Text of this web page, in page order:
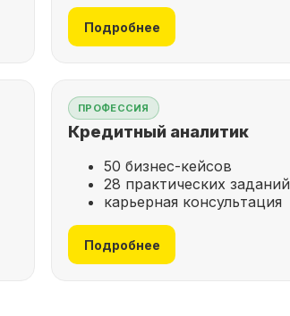
Подробнее
ПРОФЕССИЯ
Кредитный аналитик
50 бизнес-кейсов
28 практических заданий
карьерная консультация
Подробнее